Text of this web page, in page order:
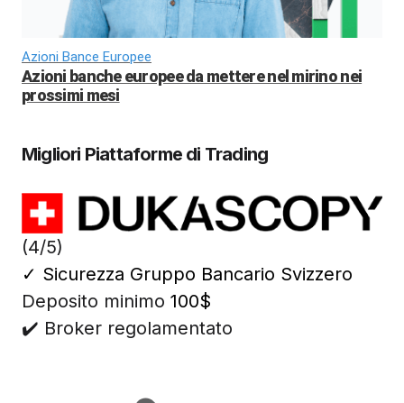
Azioni Bance Europee
Azioni banche europee da mettere nel mirino nei
prossimi mesi
Migliori Piattaforme di Trading
(4/5)
✓ Sicurezza Gruppo Bancario Svizzero
Deposito minimo 100$
✔️ Broker regolamentato